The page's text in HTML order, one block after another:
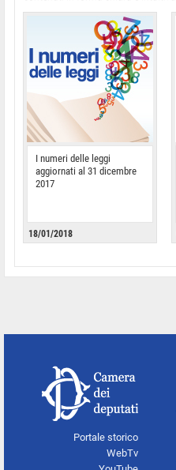
I numeri delle leggi
aggiornati al 31 dicembre
2017
18/01/2018
Portale storico
WebTv